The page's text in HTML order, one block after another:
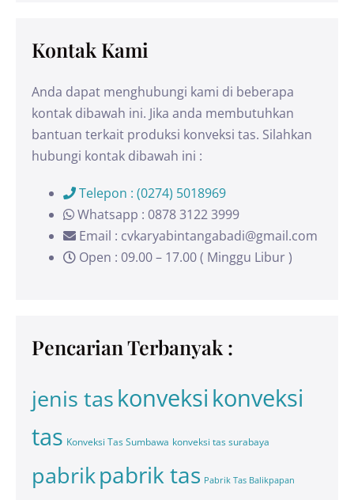
Kontak Kami
Anda dapat menghubungi kami di beberapa
kontak dibawah ini. Jika anda membutuhkan
bantuan terkait produksi konveksi tas. Silahkan
hubungi kontak dibawah ini :
Telepon : (0274) 5018969
Whatsapp : 0878 3122 3999
Email : cvkaryabintangabadi@gmail.com
Open : 09.00 – 17.00 ( Minggu Libur )
Pencarian Terbanyak :
jenis taskonveksi konveksi
tas Konveksi Tas Sumbawa konveksi tas surabaya
pabrikpabrik tas Pabrik Tas Balikpapan